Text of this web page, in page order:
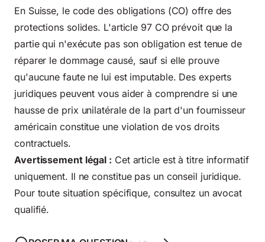
En Suisse, le code des obligations (CO) offre des
protections solides. L'article 97 CO prévoit que la
partie qui n'exécute pas son obligation est tenue de
réparer le dommage causé, sauf si elle prouve
qu'aucune faute ne lui est imputable. Des experts
juridiques peuvent vous aider à comprendre si une
hausse de prix unilatérale de la part d'un fournisseur
américain constitue une violation de vos droits
contractuels.
Avertissement légal : Cet article est à titre informatif
uniquement. Il ne constitue pas un conseil juridique.
Pour toute situation spécifique, consultez un avocat
qualifié.